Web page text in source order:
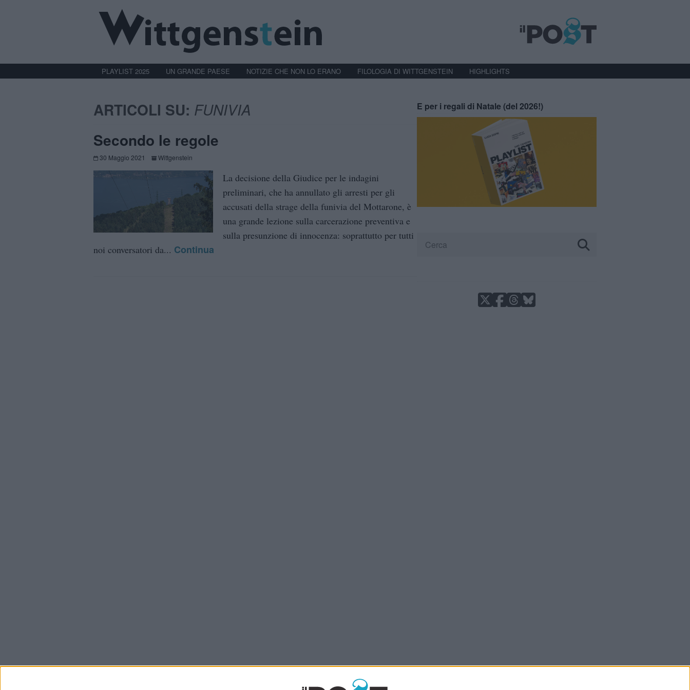
PLAYLIST 2025 UN GRANDE PAESE NOTIZIE CHE NON LO ERANO FILOLOGIA DI WITTGENSTEIN HIGHLIGHTS
ARTICOLI SU: FUNIVIA
Secondo le regole
30 Maggio 2021 Wittgenstein
La decisione della Giudice per le indagini
preliminari, che ha annullato gli arresti per gli
accusati della strage della funivia del Mottarone, è
una grande lezione sulla carcerazione preventiva e
sulla presunzione di innocenza: soprattutto per tutti
noi conversatori da... Continua
E per i regali di Natale (del 2026!)